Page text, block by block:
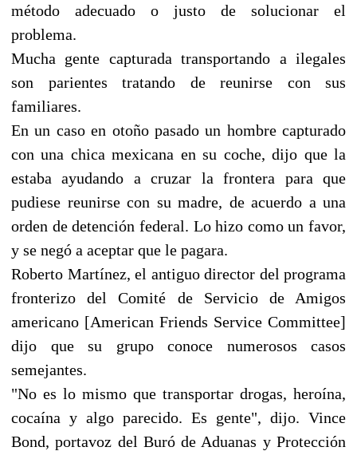
método adecuado o justo de solucionar el
problema.
Mucha gente capturada transportando a ilegales
son parientes tratando de reunirse con sus
familiares.
En un caso en otoño pasado un hombre capturado
con una chica mexicana en su coche, dijo que la
estaba ayudando a cruzar la frontera para que
pudiese reunirse con su madre, de acuerdo a una
orden de detención federal. Lo hizo como un favor,
y se negó a aceptar que le pagara.
Roberto Martínez, el antiguo director del programa
fronterizo del Comité de Servicio de Amigos
americano [American Friends Service Committee]
dijo que su grupo conoce numerosos casos
semejantes.
"No es lo mismo que transportar drogas, heroína,
cocaína y algo parecido. Es gente", dijo. Vince
Bond, portavoz del Buró de Aduanas y Protección